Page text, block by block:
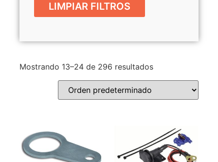
LIMPIAR FILTROS
Mostrando 13–24 de 296 resultados